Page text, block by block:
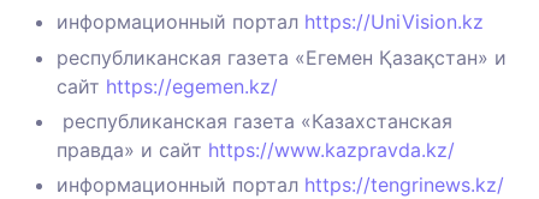
информационный портал https://UniVision.kz
республиканская газета «Егемен Қазақстан» и
сайт https://egemen.kz/
республиканская газета «Казахстанская
правда» и сайт https://www.kazpravda.kz/
информационный портал https://tengrinews.kz/